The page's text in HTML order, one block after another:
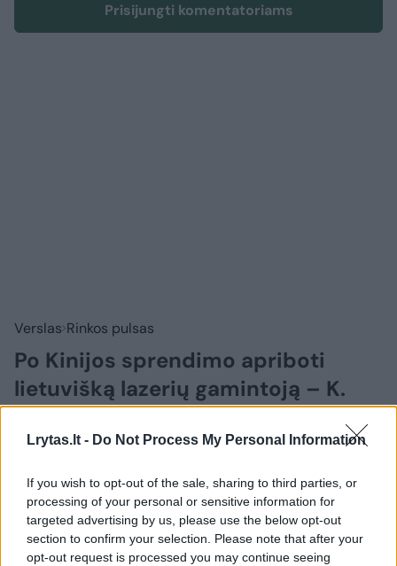
Lrytas.lt - Do Not Process My Personal Information
If you wish to opt-out of the sale, sharing to third parties, or
processing of your personal or sensitive information for
targeted advertising by us, please use the below opt-out
section to confirm your selection. Please note that after your
opt-out request is processed you may continue seeing
Prisijungti komentatoriams
Verslas Rinkos pulsas
Po Kinijos sprendimo apriboti
lietuvišką lazerių gamintoją – K.
Budrio reakcija(8)
Lrytas.lt